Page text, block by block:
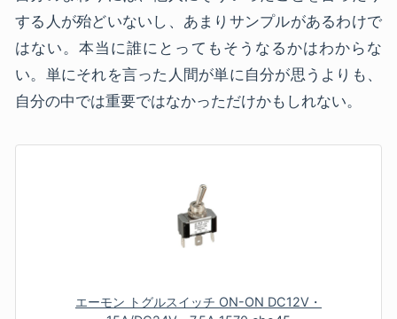
する人が殆どいないし、あまりサンプルがあるわけで
はない。本当に誰にとってもそうなるかはわからな
い。単にそれを言った人間が単に自分が思うよりも、
自分の中では重要ではなかっただけかもしれない。
エーモン トグルスイッチ ON-ON DC12V・